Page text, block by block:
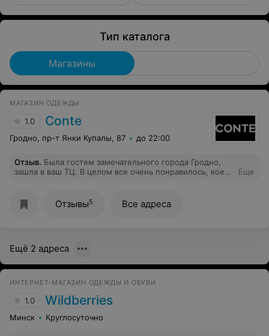
Тип каталога
Магазины
МАГАЗИН ОДЕЖДЫ
1.0 Conte
Гродно, пр-т Янки Купалы, 87 до 22:00
Отзыв. Была гостем замечательного города Гродно,
зашла в ваш ТЦ. В целом все очень понравилось, кое-
непрофессионализм сотрудников! заставили купить
нижнее белье, которое даже не мерила и на кассе
целом знала скудный ассортимент. Обслуживание
отдел в ТЦ.
Еще
Отзывы5 Все адреса
Ещё 2 адреса
ИНТЕРНЕТ-МАГАЗИН ОДЕЖДЫ И ОБУВИ
1.0 Wildberries
Минск Круглосуточно